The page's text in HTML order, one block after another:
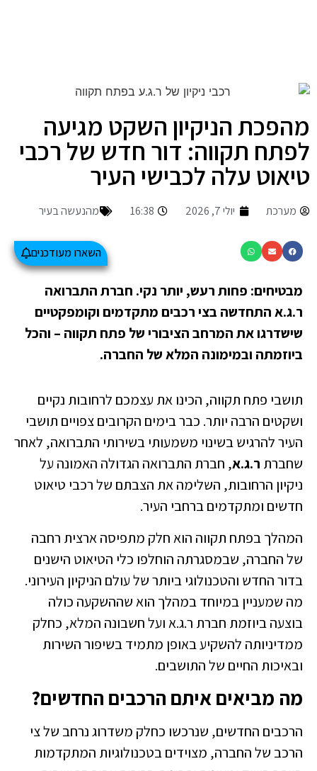
מהפכת הניקיון השקט מגיעה
לפתח תקווה: דור חדש של רכבי
טיאוט עלה לכבישי העיר
מערכת יולי 7, 2026 16:38 מהנעשה בעיר
השארו מעודכנים
מבטיחים: פחות רעש, יותר נקי. חברת התברואה
ר.ג.א התחדשה בצי רכבים מתקדמים וקומפקטיים
שישדרגו את המרחב הציבורי של פתח תקווה – והכל
ביוזמתה ובמימונה המלא של החברה.
תושבי פתח תקווה, הכינו את עצמכם לרחובות נקיים
ושקטים הרבה יותר. כבר בימים הקרובים צפויים תושבי
העיר להרגיש בשינוי משמעותי בשירותי התברואה, לאחר
שחברת ר.ג.א, חברת התברואה הגדולה האמונה על
ניקיון הרחובות, השלימה את הצבתם של רכבי טיאוט
חדשים ומתקדמים ברחבי העיר.
המהלך בפתח תקווה הוא חלק מתפיסה ארצית רחבה
של החברה, שבמסגרתה הוחלפו כלי הטיאוט הישנים
בדור החדש והטכנולוגי ביותר של עולם הניקיון העירוני.
מה שמעניין במיוחד במהלך הוא שההשקעה כולה
בוצעה ביוזמת חברת ר.ג.א ועל חשבונה המלא, כחלק
ממדיניותה להשקיע באופן מתמיד בשיפור השירות
ובאיכות החיים של התושבים.
מה מביאים איתם הרכבים החדשים?
הרכבים החדשים, שנרכשו כחלק משדרוג נרחב של צי
הרכב של החברה, מצוידים בטכנולוגיות המתקדמות